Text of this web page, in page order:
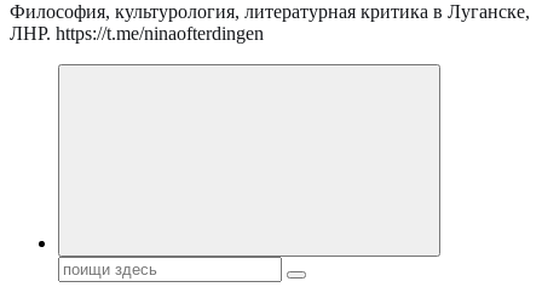
Философия, культурология, литературная критика в Луганске,
ЛНР. https://t.me/ninaofterdingen
Поиск: